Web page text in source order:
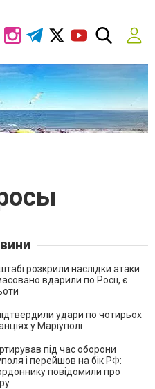
розкрили наслідки атаки .
вдарили по Росії, є
удари по чотирьох
у Маріуполі
під час оборони
і перейшов на бік РФ:
повідомили про